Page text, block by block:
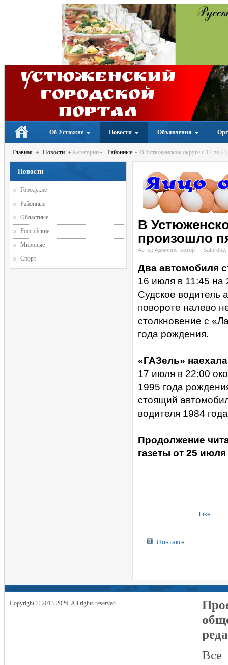
Устюженский
Городской
портал
Об Устюжне Новости Объявления
Главная Новости Категории Районные В Устюженском округе с 17 по
В
произошло
Автор Администратор
Два автомобиля
16 июля в 11:45 на
Судское водитель
повороте налево
столкновение с
года рождения.
«ГАЗель»
17 июля в 22:00
1995 года
стоящий
водителя 1984
Продолжение
газеты от 25 июля
Like
ВКонтакте
Новости
Городские
Районные
Областные
Российские
Мировые
Спорт
Copyright © 2013-2026. All rights reserved.